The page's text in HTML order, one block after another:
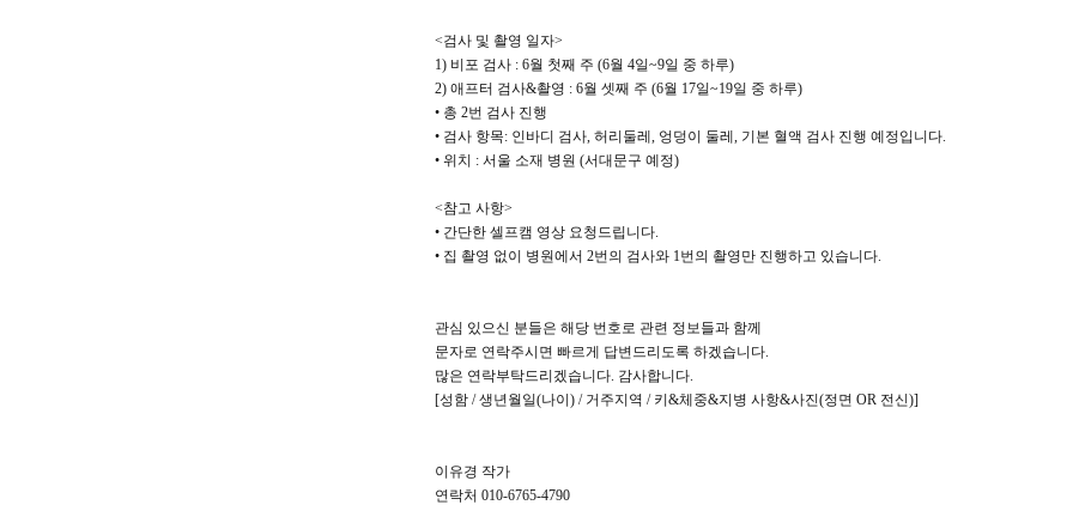
<검사 및 촬영 일자>
1) 비포 검사 : 6월 첫째 주 (6월 4일~9일 중 하루)
2) 애프터 검사&촬영 : 6월 셋째 주 (6월 17일~19일 중 하루)
• 총 2번 검사 진행
• 검사 항목: 인바디 검사, 허리둘레, 엉덩이 둘레, 기본 혈액 검사 진행 예정입니다.
• 위치 : 서울 소재 병원 (서대문구 예정)
<참고 사항>
• 간단한 셀프캠 영상 요청드립니다.
• 집 촬영 없이 병원에서 2번의 검사와 1번의 촬영만 진행하고 있습니다.
관심 있으신 분들은 해당 번호로 관련 정보들과 함께
문자로 연락주시면 빠르게 답변드리도록 하겠습니다.
많은 연락부탁드리겠습니다. 감사합니다.
[성함 / 생년월일(나이) / 거주지역 / 키&체중&지병 사항&사진(정면 OR 전신)]
이유경 작가
연락처 010-6765-4790